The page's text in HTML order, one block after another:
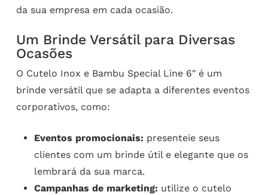
da sua empresa em cada ocasião.
Um Brinde Versátil para Diversas
Ocasões
O Cutelo Inox e Bambu Special Line 6″ é um
brinde versátil que se adapta a diferentes eventos
corporativos, como:
Eventos promocionais: presenteie seus
clientes com um brinde útil e elegante que os
lembrará da sua marca.
Campanhas de marketing: utilize o cutelo